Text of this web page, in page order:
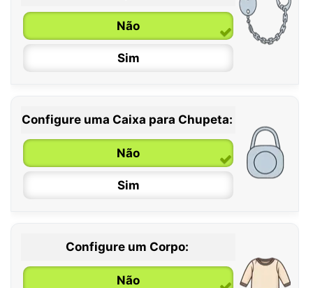
6 / 36 meses
Não
Sim
Configure uma Caixa para Chupeta:
Não
Sim
Configure um Corpo:
Não